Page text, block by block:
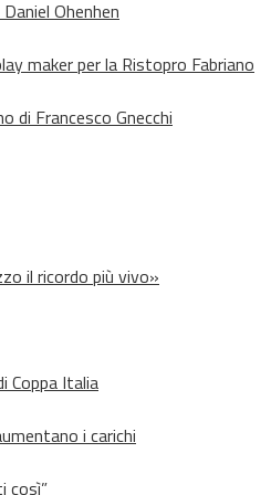
Ohenhen
maker per la Ristopro Fabriano
di Francesco Gnecchi
il ricordo più vivo»
Coppa Italia
i carichi
così”